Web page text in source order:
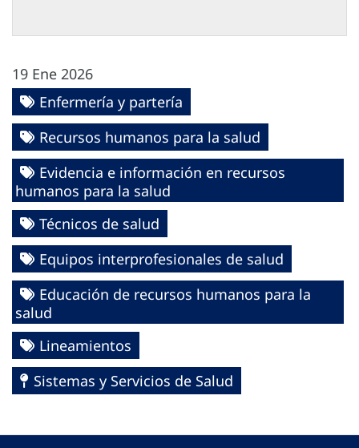
19 Ene 2026
Enfermería y partería
Recursos humanos para la salud
Evidencia e información en recursos
humanos para la salud
Técnicos de salud
Equipos interprofesionales de salud
Educación de recursos humanos para la
salud
Lineamientos
Sistemas y Servicios de Salud